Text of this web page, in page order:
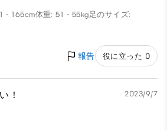
- 165cm体重: 51 - 55kg足のサイズ:
報告 役に立った 0
！ 2023/9/7